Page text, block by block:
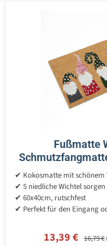
Fußmatte
L: 60cm - B:
Innen/
✔ Kokosmatte mit schönem
✔ 5 niedliche Wichtel
✔ 60x40cm, rutschfest
✔ Perfekt für den Eingang
Verkaufspreis:
13,39 € 16,79 €